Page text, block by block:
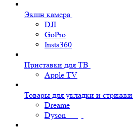
Экшн камера
DJI
GoPro
Insta360
Приставки для ТВ
Apple TV
Товары для укладки и стрижки
Dreame
Dyson